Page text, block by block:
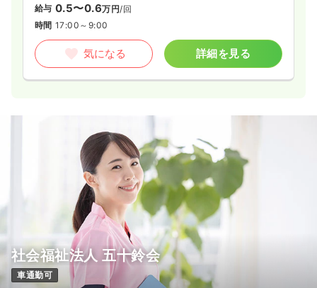
給与 0.5〜0.6万円/回
時間 17:00～9:00
気になる 詳細を見る
社会福祉法人 五十鈴会
車通勤可